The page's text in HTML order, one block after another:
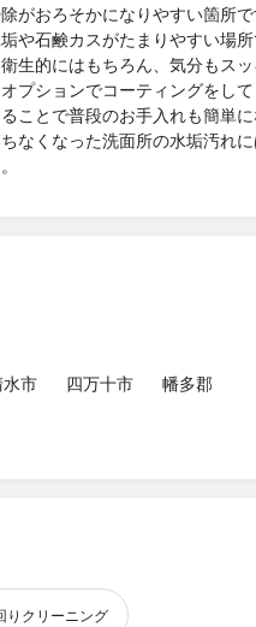
がおろそかになりやすい箇所
や石鹸カスがたまりやすい場
生的にはもちろん、気分もス
プションでコーティングをし
ことで普段のお手入れも簡単
なくなった洗面所の水垢汚れ
市 四万十市
幡多郡
りクリーニング